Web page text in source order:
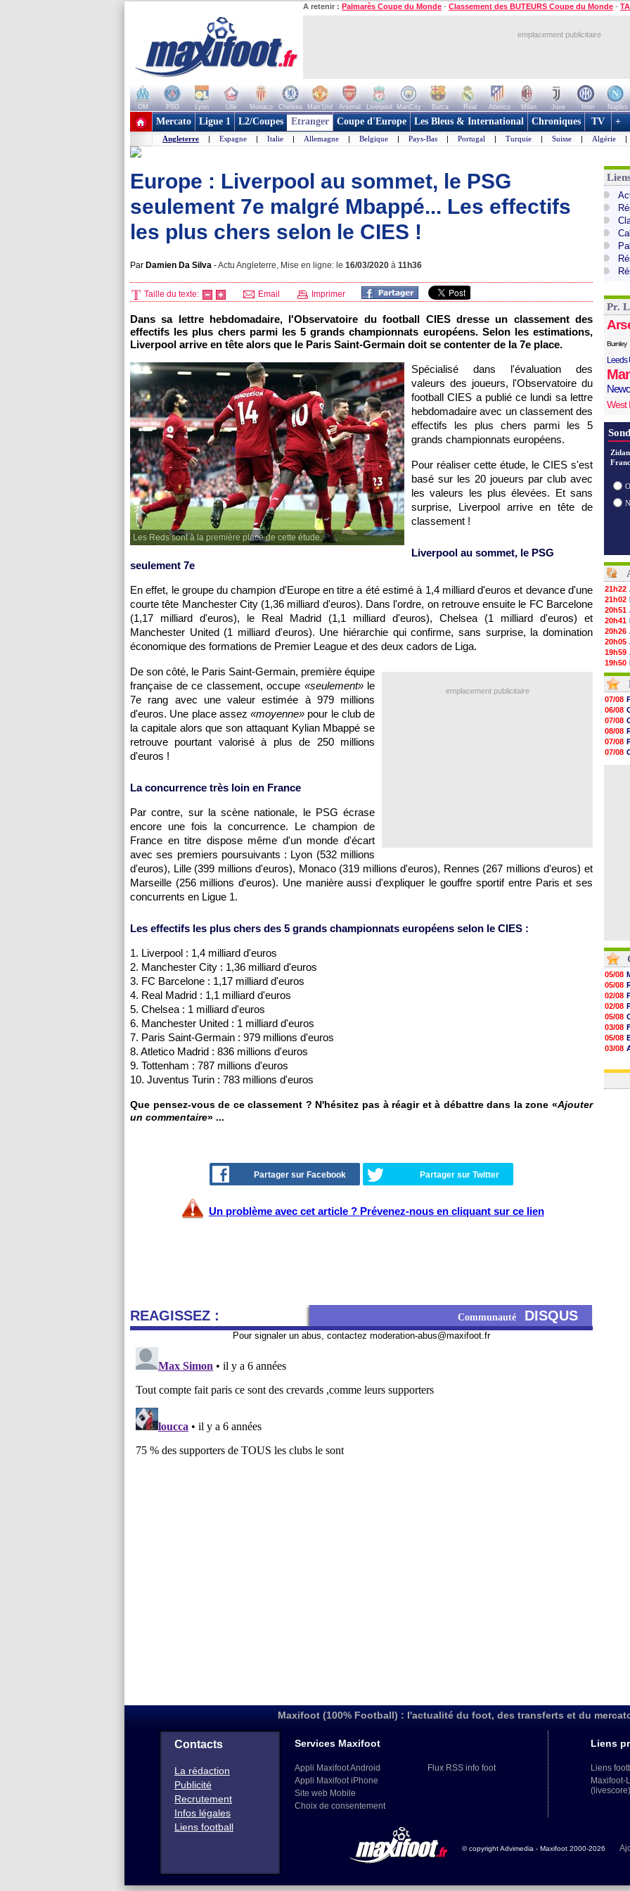
A retenir : Palmarès Coupe du Monde - Classement des BUTEURS Coupe du Monde -
emplacement publicitaire
OM PSG Lyon Lille Monaco Chelsea Man Utd Arsenal Liverpool ManCity Barca Real Atletico Milan Juve Inter Naples
+ de clubs
Mercato Ligue 1 L2/Coupes Etranger Coupe d'Europe Les Bleus & International Chroniques TV +
Angleterre | Espagne | Italie | Allemagne | Belgique | Pays-Bas | Portugal | Turquie | Suisse | Algérie |
Europe : Liverpool au sommet, le PSG
seulement 7e malgré Mbappé... Les effectifs
les plus chers selon le CIES !
Par Damien Da Silva -Actu Angleterre, Mise en ligne: le 16/03/2020 à 11h36
Taille du texte: Email Imprimer
Dans sa lettre hebdomadaire, l'Observatoire du football CIES dresse un classement des
effectifs les plus chers parmi les 5 grands championnats européens. Selon les estimations,
Liverpool arrive en tête alors que le Paris Saint-Germain doit se contenter de la 7e place.
Les Reds sont à la première place de cette étude.
Spécialisé dans l'évaluation des
valeurs des joueurs, l'Observatoire du
football CIES a publié ce lundi sa lettre
hebdomadaire avec un classement des
effectifs les plus chers parmi les 5
grands championnats européens.
Pour réaliser cette étude, le CIES s'est
basé sur les 20 joueurs par club avec
les valeurs les plus élevées. Et sans
surprise, Liverpool arrive en tête de
classement !
Liverpool au sommet, le PSG
seulement 7e
En effet, le groupe du champion d'Europe en titre a été estimé à 1,4 milliard d'euros et devance d'une
courte tête Manchester City (1,36 milliard d'euros). Dans l'ordre, on retrouve ensuite le FC Barcelone
(1,17 milliard d'euros), le Real Madrid (1,1 milliard d'euros), Chelsea (1 milliard d'euros) et
Manchester United (1 milliard d'euros). Une hiérarchie qui confirme, sans surprise, la domination
économique des formations de Premier League et des deux cadors de Liga.
emplacement publicitaire
De son côté, le Paris Saint-Germain, première équipe
française de ce classement, occupe «seulement»le
7e rang avec une valeur estimée à 979 millions
d'euros. Une place assez «moyenne» pour le club de
la capitale alors que son attaquant Kylian Mbappé se
retrouve pourtant valorisé à plus de 250 millions
d'euros !
La concurrence très loin en France
Par contre, sur la scène nationale, le PSG écrase
encore une fois la concurrence. Le champion de
France en titre dispose même d'un monde d'écart
avec ses premiers poursuivants : Lyon (532 millions
d'euros), Lille (399 millions d'euros), Monaco (319 millions d'euros), Rennes (267 millions d'euros) et
Marseille (256 millions d'euros). Une manière aussi d'expliquer le gouffre sportif entre Paris et ses
concurrents en Ligue 1.
Les effectifs les plus chers des 5 grands championnats européens selon le CIES :
1. Liverpool : 1,4 milliard d'euros
2. Manchester City : 1,36 milliard d'euros
3. FC Barcelone : 1,17 milliard d'euros
4. Real Madrid : 1,1 milliard d'euros
5. Chelsea : 1 milliard d'euros
6. Manchester United : 1 milliard d'euros
7. Paris Saint-Germain : 979 millions d'euros
8. Atletico Madrid : 836 millions d'euros
9. Tottenham : 787 millions d'euros
10. Juventus Turin : 783 millions d'euros
Que pensez-vous de ce classement ? N'hésitez pas à réagir et à débattre dans la zone «Ajouter
un commentaire» ...
Partager sur Facebook Partager sur Twitter
Un problème avec cet article ? Prévenez-nous en cliquant sur ce lien
REAGISSEZ : Communauté DISQUS
Pour signaler un abus, contactez moderation-abus@maxifoot.fr
Pr.
Burnley
Leeds
West
21h22
21h02
20h51
20h41
20h26
20h05
19h59
19h50
19h37
19h12
19h03
18h52
18h41
18h23
18h01
17h37
17h25
07/08
06/08
07/08
08/08
07/08
07/08
05/08
05/08
02/08
02/08
05/08
03/08
05/08
03/08
03/08
Maxifoot (100% Football) : l'actualité du foot, des transferts et du
Contacts
La rédaction
Publicité
Recrutement
Infos légales
Liens football
Services Maxifoot
Appli Maxifoot Android
Appli Maxifoot iPhone
Site web Mobile
Choix de consentement
Flux RSS info foot
Liens
Liens
Maxifoot-
(livescore)
© copyright Advimedia - Maxifoot 2000-2026